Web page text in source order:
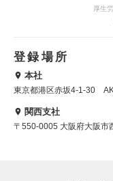
厚生
登録場所
本社
東京都港区赤坂4-1-30
関西支社
〒550-0005 大阪府大阪